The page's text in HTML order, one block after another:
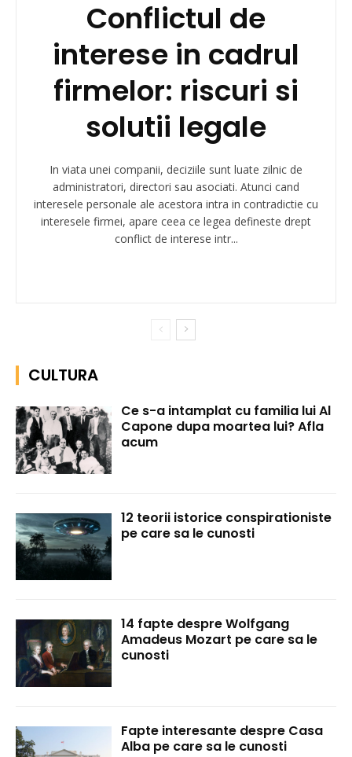
Conflictul de
interese in cadrul
firmelor: riscuri si
solutii legale
In viata unei companii, deciziile sunt luate zilnic de
administratori, directori sau asociati. Atunci cand
interesele personale ale acestora intra in contradictie cu
interesele firmei, apare ceea ce legea defineste drept
conflict de interese intr...
CULTURA
Ce s-a intamplat cu familia lui Al
Capone dupa moartea lui? Afla
acum
12 teorii istorice conspirationiste
pe care sa le cunosti
14 fapte despre Wolfgang
Amadeus Mozart pe care sa le
cunosti
Fapte interesante despre Casa
Alba pe care sa le cunosti